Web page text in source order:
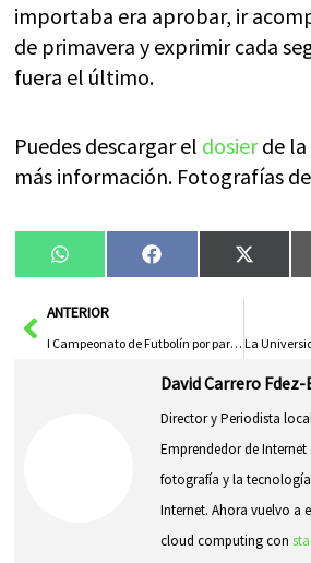
importaba era aprobar, ir
de primavera y exprimir cada
fuera el último.
Puedes descargar el dosierde la
más información. Fotografías
Compartir
en
WhatsAppCompartir
en
Facebook
en
X
AntANTERIOR
I Campeonato de Futbolín por parejas en Herencia
David Carrero
Director y Periodista
Emprendedor de Internet
fotografía y la
Internet. Ahora vuelvo a
cloud computing con